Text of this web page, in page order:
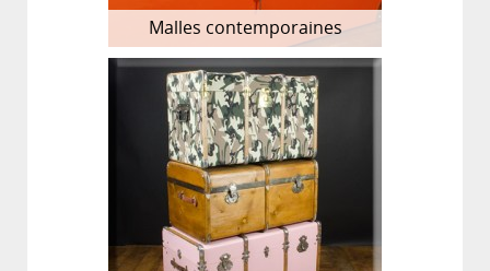
Malles contemporaines